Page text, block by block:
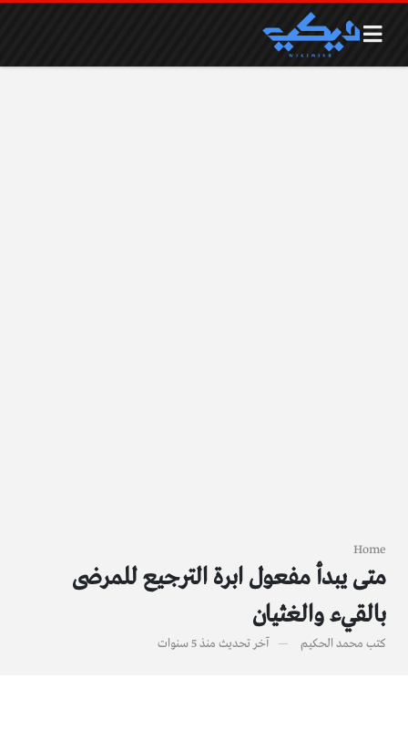
Home
متى يبدأ مفعول ابرة الترجيع للمرضى
بالقيء والغثيان
كتب محمد الحكيم آخر تحديث منذ 5 سنوات